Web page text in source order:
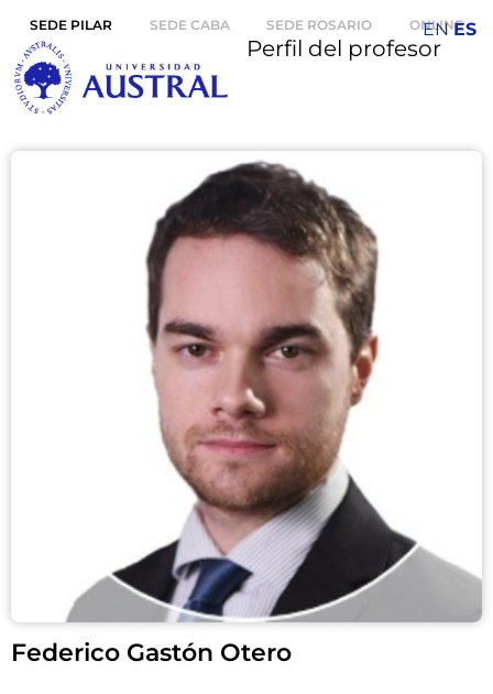
SEDE PILAR SEDE CABA SEDE ROSARIO ONLINE
Perfil del profesor
Federico Gastón Otero
EN ES